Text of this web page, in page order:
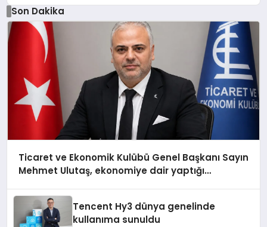
Son Dakika
Ticaret ve Ekonomik Kulübü Genel Başkanı Sayın
Mehmet Ulutaş, ekonomiye dair yaptığı
Tencent Hy3 dünya genelinde
kullanıma sunuldu